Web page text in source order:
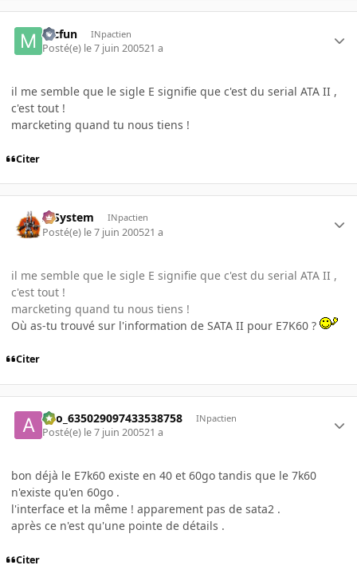
mcfun INpactien
Posté(e) le 7 juin 200521 a
il me semble que le sigle E signifie que c'est du serial ATA II ,
c'est tout !
marcketing quand tu nous tiens !
Citer
X-System INpactien
Posté(e) le 7 juin 200521 a
il me semble que le sigle E signifie que c'est du serial ATA II ,
c'est tout !
marcketing quand tu nous tiens !
Où as-tu trouvé sur l'information de SATA II pour E7K60 ?
Citer
ano_635029097433538758 INpactien
Posté(e) le 7 juin 200521 a
bon déjà le E7k60 existe en 40 et 60go tandis que le 7k60
n'existe qu'en 60go .
l'interface et la même ! apparement pas de sata2 .
après ce n'est qu'une pointe de détails .
Citer